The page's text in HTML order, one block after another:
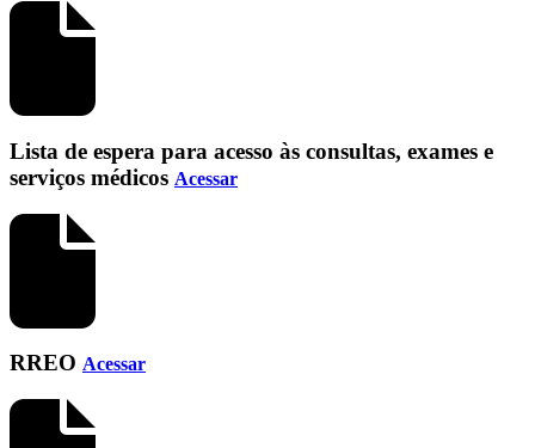
Lista de espera para acesso às consultas, exames e
serviços médicos Acessar
RREO Acessar